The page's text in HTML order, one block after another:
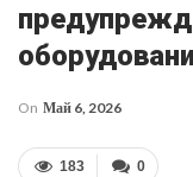
On Май 6, 2026
0
183